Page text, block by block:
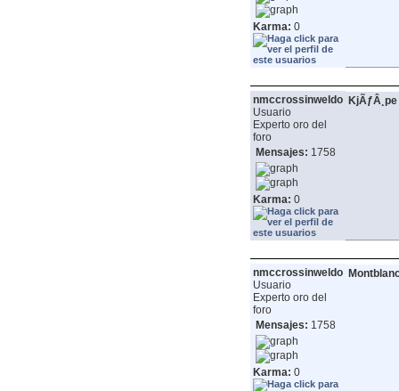
Karma: 0
nmccrossinweldo
Usuario
Experto oro del
foro
Mensajes: 1758
Karma: 0
nmccrossinweldo
Usuario
Experto oro del
foro
Mensajes: 1758
Karma: 0